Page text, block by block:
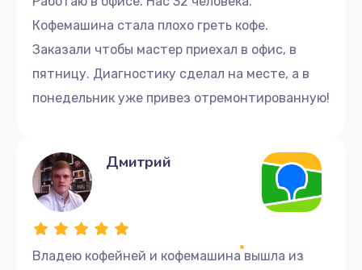
Заказать
Замена двигателя
3000 руб.
Чистка кофевода, дозатора
Кофемашина стала плохо греть кофе.
Заказали чтобы мастер приехал в офис, в
пятницу. Диагностику сделал на месте, а в
понедельник уже привез отремонтированную!
Владею кофейней и кофемашина вышла из
Дмитрий